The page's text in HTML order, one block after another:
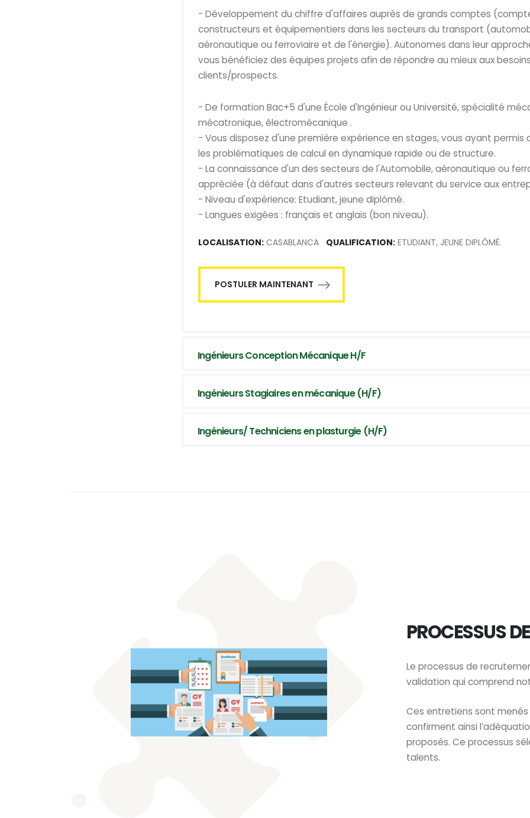
- Développement du chiffre d'affaires auprès de grands comptes
constructeurs et équipementiers dans les secteurs du transport
aéronautique ou ferroviaire et de l'énergie). Autonomes dans leur
vous bénéficiez des équipes projets afin de répondre au mieux aux
clients/prospects.
- De formation Bac+5 d'une École d'Ingénieur ou Université, spécialité
mécatronique, électromécanique .
- Vous disposez d'une première expérience en stages, vous ayant permis
les problématiques de calcul en dynamique rapide ou de structure.
- La connaissance d'un des secteurs de l'Automobile, aéronautique ou
appréciée (à défaut dans d'autres secteurs relevant du service aux
- Niveau d'expérience: Etudiant, jeune diplômé.
- Langues exigées : français et anglais (bon niveau).
LOCALISATION: CASABLANCA QUALIFICATION: ETUDIANT, JEUNE DIPLÔMÉ.
POSTULER MAINTENANT
Ingénieurs Conception Mécanique H/F
Ingénieurs Stagiaires en mécanique (H/F)
Ingénieurs/ Techniciens en plasturgie (H/F)
PROCESSUS
Le processus de
validation qui comprend
Ces entretiens sont
confirment ainsi
proposés. Ce processus
talents.